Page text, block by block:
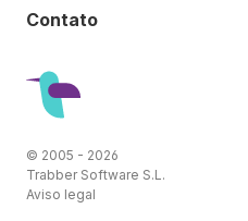
Contato
© 2005 - 2026
Trabber Software S.L.
Aviso legal